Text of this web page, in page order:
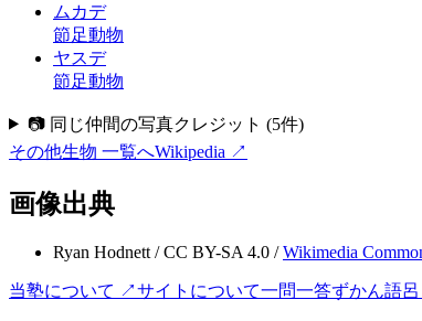
ムカデ
節足動物
ヤスデ
節足動物
📷 同じ仲間の写真クレジット (5件)
その他生物 一覧へWikipedia ↗
画像出典
Ryan Hodnett/CC BY-SA 4.0 / Wikimedia
当塾について ↗サイトについて一問一答ずかん語呂